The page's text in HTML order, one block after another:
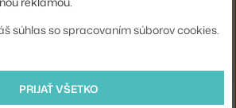
Switch toNest Wall Hook, dark green
súhlas so spracovaním súborov cookies.
PRIJAŤ VŠETKO